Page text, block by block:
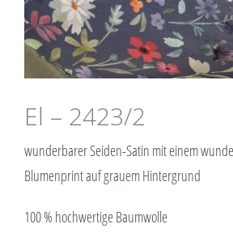
El – 2423/2
wunderbarer Seiden-Satin mit einem
Blumenprint auf grauem Hintergrund
100 % hochwertige Baumwolle